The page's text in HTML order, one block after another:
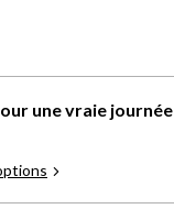
une vraie journée